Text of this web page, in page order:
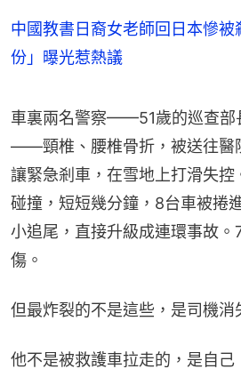
中國教書日裔女老師回日本慘被
份」曝光惹熱議
車裏兩名警察——51歲的巡查部
——頸椎、腰椎骨折，被送往醫
讓緊急剎車，在雪地上打滑失控
碰撞，短短幾分鐘，8台車被捲
小追尾，直接升級成連環事故
傷。
但最炸裂的不是這些，是司機消
他不是被救護車拉走的，是自己